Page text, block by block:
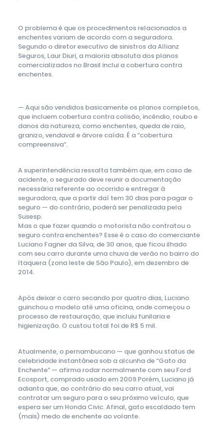
O problema é que os procedimentos relacionados a
enchentes variam de acordo com a seguradora.
Segundo o diretor executivo de sinistros da Allianz
Seguros, Laur Diuri, a maioria absoluta dos planos
comercializados no Brasil inclui a cobertura contra
enchentes.
— Aqui são vendidos basicamente os planos completos,
que incluem cobertura contra colisão, incêndio, roubo e
danos da natureza, como enchentes, queda de raio,
granizo, vendaval e árvore caída. É a “cobertura
compreensiva”.
A superintendência ressalta também que, em caso de
acidente, o segurado deve reunir a documentação
necessária referente ao ocorrido e entregar à
seguradora, que a partir daí tem 30 dias para pagar o
seguro — do contrário, poderá ser penalizada pela
Susesp.
Mas o que fazer quando o motorista não contratou o
seguro contra enchentes? Esse é o caso do comerciante
Luciano Fagner da Silva, de 30 anos, que ficou ilhado
com seu carro durante uma chuva de verão no bairro do
Itaquera (zona leste de São Paulo), em dezembro de
2014.
Após deixar o carro secando por quatro dias, Luciano
guinchou o modelo até uma oficina, onde começou o
processo de restauração, que incluiu funilaria e
higienização. O custou total foi de R$ 5 mil.
Atualmente, o pernambucano — que ganhou status de
celebridade instantânea sob a alcunha de “Gato da
Enchente” — afirma rodar normalmente com seu Ford
Ecosport, comprado usado em 2009.Porém, Luciano já
adianta que, ao contrário do seu carro atual, vai
contratar um seguro para o seu próximo veículo, que
espera ser um Honda Civic. Afinal, gato escaldado tem
(mais) medo de enchente ao volante.